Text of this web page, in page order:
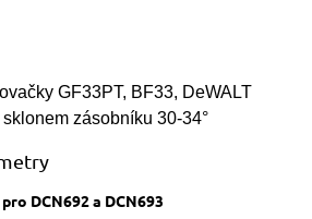
GF33PT, BF33, DeWALT
zásobníku 30-34°
DCN692 a DCN693